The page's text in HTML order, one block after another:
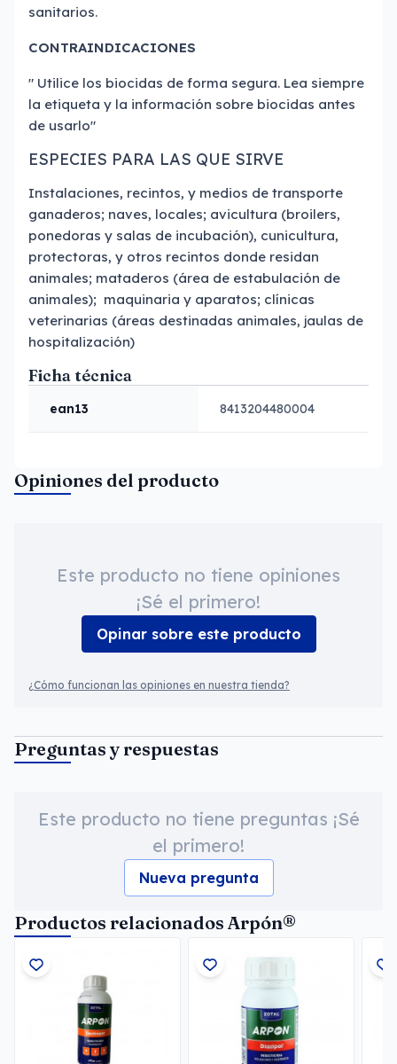
sanitarios.
CONTRAINDICACIONES
" Utilice los biocidas de forma segura. Lea siempre
la etiqueta y la información sobre biocidas antes
de usarlo"
ESPECIES PARA LAS QUE SIRVE
Instalaciones, recintos, y medios de transporte
ganaderos; naves, locales; avicultura (broilers,
ponedoras y salas de incubación), cunicultura,
protectoras, y otros recintos donde residan
animales; mataderos (área de estabulación de
animales); maquinaria y aparatos; clínicas
veterinarias (áreas destinadas animales, jaulas de
hospitalización)
Ficha técnica
ean13 8413204480004
Opiniones del producto
Este producto no tiene opiniones
¡Sé el primero!
Opinar sobre este producto
¿Cómo funcionan las opiniones en nuestra tienda?
Preguntas y respuestas
Este producto no tiene preguntas ¡Sé
el primero!
Nueva pregunta
Productos relacionados Arpón®